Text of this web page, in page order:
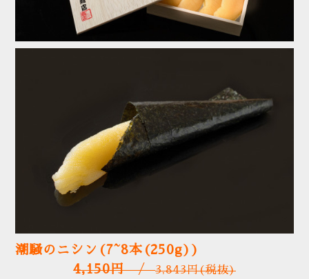
潮騒のニシン(7~8本(250g))
4,150円/3,843円(税抜)